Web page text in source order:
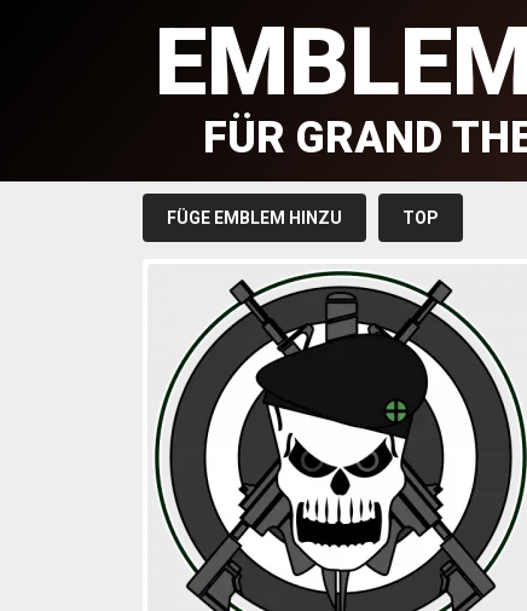
FÜR GRAND
FÜGE EMBLEM HINZU TOP